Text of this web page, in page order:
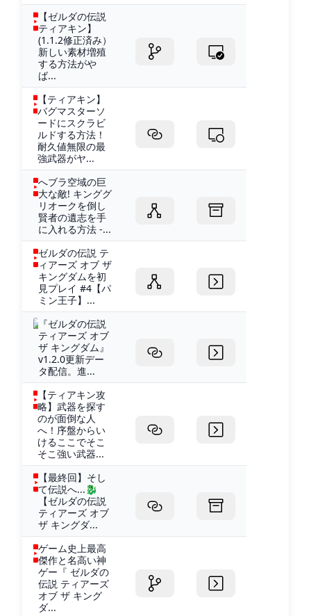
【ゼルダの伝説
ティアキン】
(1.1.2修正済み）
新しい素材増殖
する方法がや
ば...
【ティアキン】
バグマスターソ
ードにスクラビ
ルドする方法！
耐久値無限の最
強武器がヤ...
へブラ空域の巨
大な敵! キンググ
リオークを倒し
賢者の遺志を手
に入れる方法 -...
ゼルダの伝説 テ
ィアーズ オブ ザ
キングダムを初
見プレイ #4【パ
ミン王子】...
『ゼルダの伝説
ティアーズ オブ
ザ キングダム』
v1.2.0更新デー
タ配信。進...
【ティアキン攻
略】武器を探す
のが面倒な人
へ！序盤からい
けるここでそこ
そこ強い武器...
【最終回】そし
て伝説へ...🐉
【ゼルダの伝説
ティアーズ オブ
ザ キングダ...
ゲーム史上最高
傑作と名高い神
ゲー『 ゼルダの
伝説 ティアーズ
オブ ザ キング
ダ...